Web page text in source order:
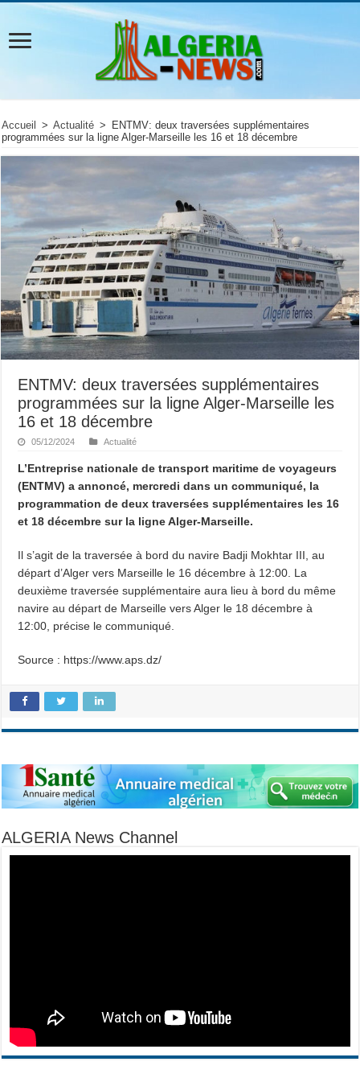
Accueil > Actualité >
ENTMV: deux traversées supplémentaires
programmées sur la ligne Alger-Marseille les 16 et 18 décembre
ENTMV: deux traversées supplémentaires
programmées sur la ligne Alger-Marseille les
16 et 18 décembre
05/12/2024 Actualité
L’Entreprise nationale de transport maritime de voyageurs
(ENTMV) a annoncé, mercredi dans un communiqué, la
programmation de deux traversées supplémentaires les 16
et 18 décembre sur la ligne Alger-Marseille.
Il s’agit de la traversée à bord du navire Badji Mokhtar III, au
départ d’Alger vers Marseille le 16 décembre à 12:00. La
deuxième traversée supplémentaire aura lieu à bord du même
navire au départ de Marseille vers Alger le 18 décembre à
12:00, précise le communiqué.
Source : https://www.aps.dz/
ALGERIA News Channel